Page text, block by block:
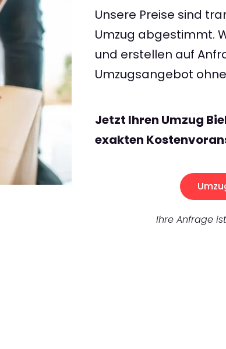
Unsere Preise sind
Umzug abgestimmt.
und erstellen auf
Umzugsangebot
Jetzt Ihren Umzug
exakten
Ihre Anfrage